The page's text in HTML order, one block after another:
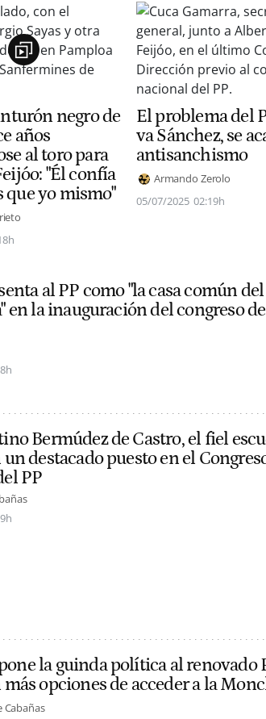
negro de
años
al toro para
"Él confía
que yo mismo"
El problema del
va Sánchez, se
antisanchismo
Armando Zerolo
05/07/2025 02:19h
al PP como "la casa común
en la inauguración del congreso
Bermúdez de Castro, el fiel
destacado puesto en el
PP
la guinda política al renovado
opciones de acceder a la
Cabañas